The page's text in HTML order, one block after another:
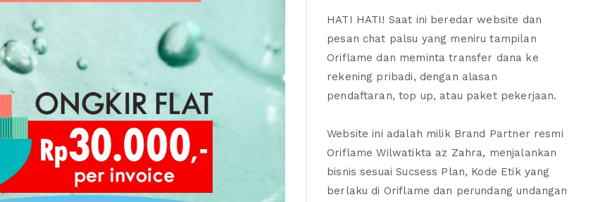
HATI HATI! Saat ini beredar website dan
pesan chat palsu yang meniru tampilan
Oriflame dan meminta transfer dana ke
rekening pribadi, dengan alasan
pendaftaran, top up, atau paket pekerjaan.
Website ini adalah milik Brand Partner resmi
Oriflame Wilwatikta az Zahra, menjalankan
bisnis sesuai Sucsess Plan, Kode Etik yang
berlaku di Oriflame dan perundang undangan